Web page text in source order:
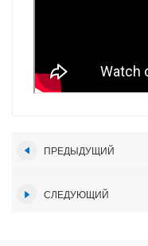
ПРЕДЫДУЩИЙ
СЛЕДУЮЩИЙ